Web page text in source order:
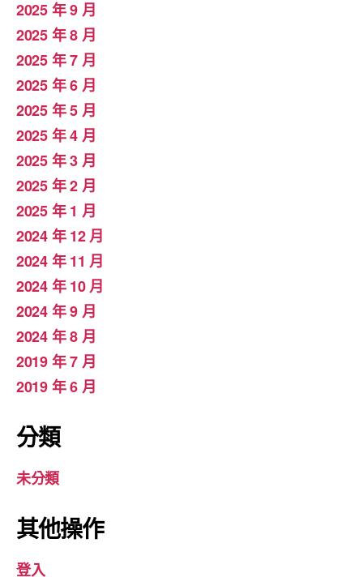
2025 年 9 月
2025 年 8 月
2025 年 7 月
2025 年 6 月
2025 年 5 月
2025 年 4 月
2025 年 3 月
2025 年 2 月
2025 年 1 月
2024 年 12 月
2024 年 11 月
2024 年 10 月
2024 年 9 月
2024 年 8 月
2019 年 7 月
2019 年 6 月
分類
未分類
其他操作
登入